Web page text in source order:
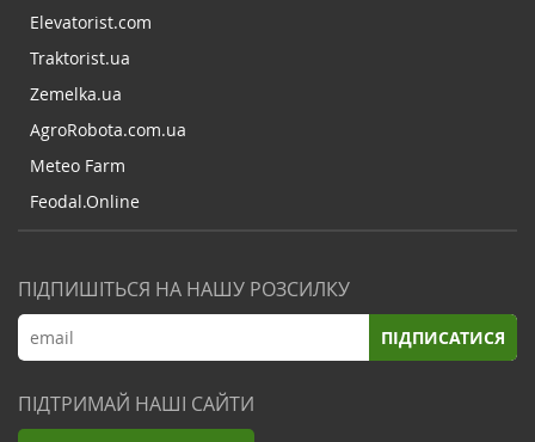
Elevatorist.com
Traktorist.ua
Zemelka.ua
AgroRobota.com.ua
Meteo Farm
Feodal.Online
ПІДПИШІТЬСЯ НА НАШУ РОЗСИЛКУ
ПІДПИСАТИСЯ
ПІДТРИМАЙ НАШІ САЙТИ